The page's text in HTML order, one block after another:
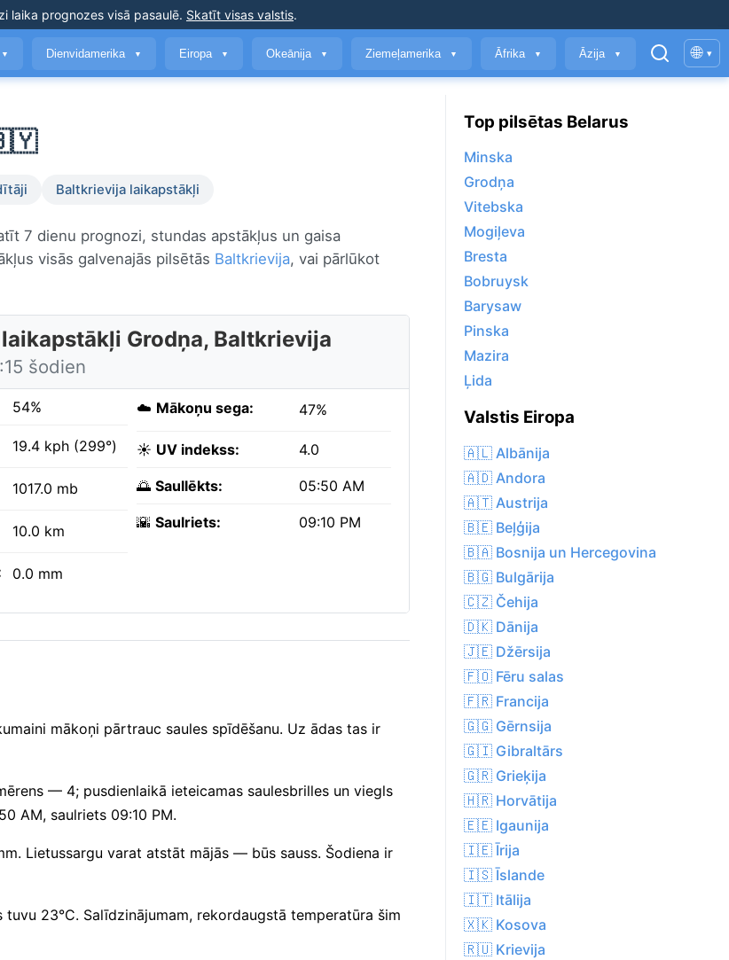
laika prognozes visā pasaulē. Skatīt visas valstis.
▼ Dienvidamerika ▼ Eiropa ▼ Okeānija ▼ Ziemeļamerika ▼ Āfrika ▼ Āzija ▼ 🌐 ▾
Baltkrievija laikapstākļi
7 dienu prognozi, stundas apstākļus un gaisa
visās galvenajās pilsētās Baltkrievija, vai pārlūkot
Grodņa, Baltkrievija
šodien
54%
19.4 kph (299°)
1017.0 mb
10.0 km
0.0 mm
☁️ Mākoņu sega: 47%
☀️ UV indekss: 4.0
🌅 Saullēkts: 05:50 AM
🌇 Saulriets: 09:10 PM
mākoņi pārtrauc saules spīdēšanu. Uz ādas tas ir
— 4; pusdienlaikā ieteicamas saulesbrilles un viegls
AM, saulriets 09:10 PM.
Lietussargu varat atstāt mājās — būs sauss. Šodiena ir
23°C. Salīdzinājumam, rekordaugstā temperatūra šim
Top pilsētas Belarus
Minska
Grodņa
Vitebska
Mogiļeva
Bresta
Bobruysk
Barysaw
Pinska
Mazira
Ļida
Valstis Eiropa
🇦🇱 Albānija
🇦🇩 Andora
🇦🇹 Austrija
🇧🇪 Beļģija
🇧🇦 Bosnija un Hercegovina
🇧🇬 Bulgārija
🇨🇿 Čehija
🇩🇰 Dānija
🇯🇪 Džērsija
🇫🇴 Fēru salas
🇫🇷 Francija
🇬🇬 Gērnsija
🇬🇮 Gibraltārs
🇬🇷 Grieķija
🇭🇷 Horvātija
🇪🇪 Igaunija
🇮🇪 Īrija
🇮🇸 Īslande
🇮🇹 Itālija
🇽🇰 Kosova
🇷🇺 Krievija